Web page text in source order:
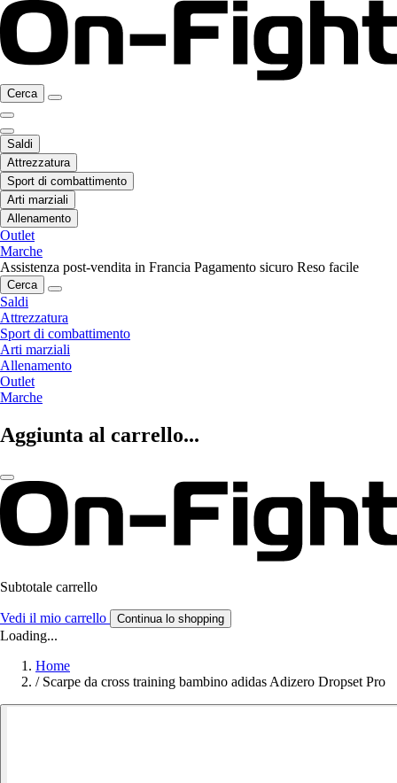
Cerca
Saldi
Attrezzatura
Sport di combattimento
Arti marziali
Allenamento
Outlet
Marche
Assistenza post-vendita in Francia Pagamento sicuro Reso facile
Cerca
Saldi
Attrezzatura
Sport di combattimento
Arti marziali
Allenamento
Outlet
Marche
Aggiunta al carrello...
Subtotale carrello
Vedi il mio carrello Continua lo shopping
Loading...
Home
/ Scarpe da cross training bambino adidas Adizero Dropset Pro